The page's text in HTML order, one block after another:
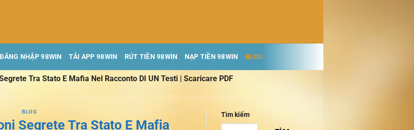
ĐĂNG NHẬP 98WIN TẢI APP 98WIN RÚT TIỀN 98WIN NẠP TIỀN 98WIN BLOG
Tra Stato E Mafia Nel Racconto DI UN Testi | Scaricare PDF
BLOG
Segrete Tra Stato E Mafia
Tìm kiếm